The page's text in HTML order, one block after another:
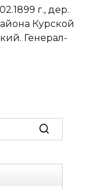
г., дер.
Курской
Генерал-